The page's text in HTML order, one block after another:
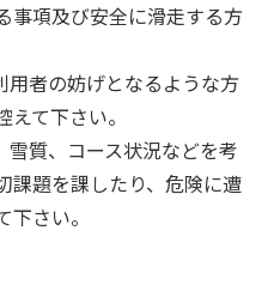
事項及び安全に滑走する方
者の妨げとなるような方
て下さい。
質、コース状況などを考
課題を課したり、危険に遭
さい。